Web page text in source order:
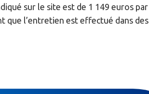
sur le site est de 1 149 euros par
que l’entretien est effectué dans des